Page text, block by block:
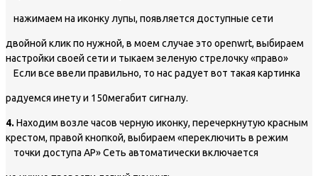
нажимаем на иконку лупы, появляется доступные сети
двойной клик по нужной, в моем случае это openwrt, выбираем
настройки своей сети и тыкаем зеленую стрелочку «право»
Если все ввели правильно, то нас радует вот такая картинка
радуемся инету и 150мегабит сигналу.
4. Находим возле часов черную иконку, перечеркнутую красным
крестом, правой кнопкой, выбираем «переключить в режим
точки доступа АР» Сеть автоматически включается